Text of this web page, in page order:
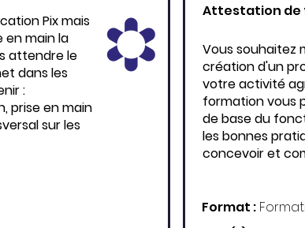
Pix mais
en main la
attendre le
dans les
:
prise en main
sur les
Attestation de
Vous souhaitez
création d'un
votre activité
formation vous
de base du
les bonnes
concevoir et
Format :